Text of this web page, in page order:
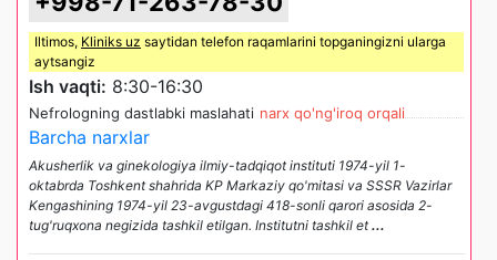
Iltimos, Kliniks uz saytidan telefon raqamlarini topganingizni ularga
aytsangiz
Ish vaqti: 8:30-16:30
Nefrologning dastlabki maslahati narx qo'ng'iroq orqali
Barcha narxlar
Akusherlik va ginekologiya ilmiy-tadqiqot instituti 1974-yil 1-
oktabrda Toshkent shahrida KP Markaziy qo'mitasi va SSSR Vazirlar
Kengashining 1974-yil 23-avgustdagi 418-sonli qarori asosida 2-
tug'ruqxona negizida tashkil etilgan. Institutni tashkil et...